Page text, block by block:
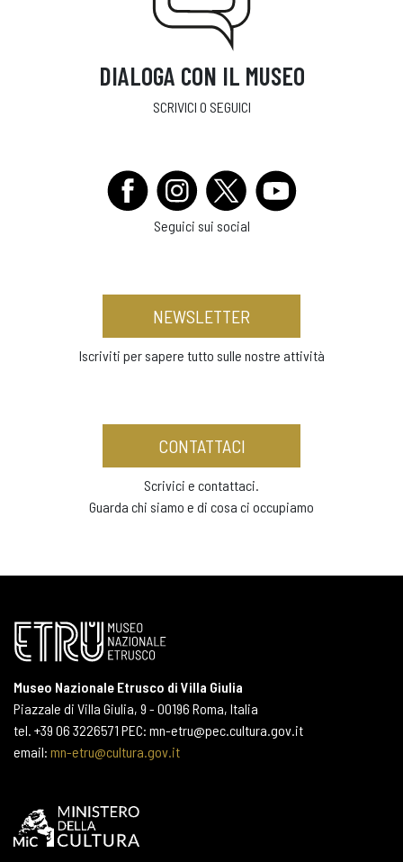
DIALOGA CON IL MUSEO
SCRIVICI O SEGUICI
Seguici sui social
NEWSLETTER
Iscriviti per sapere tutto sulle nostre attività
CONTATTACI
Scrivici e contattaci.
Guarda chi siamo e di cosa ci occupiamo
Museo Nazionale Etrusco di Villa Giulia
Piazzale di Villa Giulia, 9 - 00196 Roma, Italia
tel. +39 06 3226571 PEC: mn-etru@pec.cultura.gov.it
email: mn-etru@cultura.gov.it